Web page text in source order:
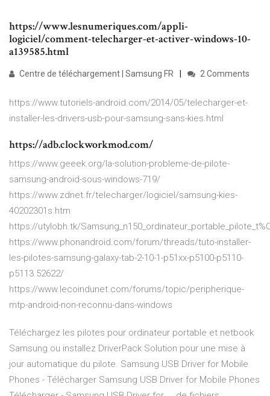
https://www.lesnumeriques.com/appli-
logiciel/comment-telecharger-et-activer-windows-10-
a139585.html
Centre de téléchargement | Samsung FR 2 Comments
https://www.tutoriels-android.com/2014/05/telecharger-et-
installer-les-drivers-usb-pour-samsung-sans-kies.html
https://adb.clockworkmod.com/
https://www.geeek.org/la-solution-probleme-de-pilote-
samsung-android-sous-windows-719/
https://www.zdnet.fr/telecharger/logiciel/samsung-kies-
40202301s.htm
https://utylobh.tk/
https://www.phonandroid.com/forum/threads/tuto-installer-
les-pilotes-samsung-galaxy-tab-2-10-1-p51xx-p5100-p5110-
p5113.52622/
https://www.lecoindunet.com/forums/topic/peripherique-
mtp-android-non-reconnu-dans-windows
Téléchargez les pilotes pour ordinateur portable et netbook
Samsung ou installez DriverPack Solution pour une mise à
jour automatique du pilote. Samsung USB Driver for Mobile
Phones - Télécharger Samsung USB Driver for Mobile Phones